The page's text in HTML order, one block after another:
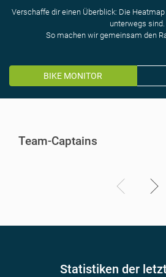
Verschaffe dir einen Überblick: Die
unterwegs sind.
So machen wir gemeinsam den
BIKE MONITOR
Team-Captains
Statistiken der